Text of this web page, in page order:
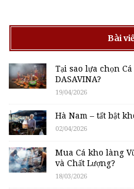
Bài
Tại sao lựa chọn
DASAVINA?
19/04/2026
Hà Nam – tất bật
02/04/2026
Mua Cá kho làng
và Chất Lượng?
18/03/2026